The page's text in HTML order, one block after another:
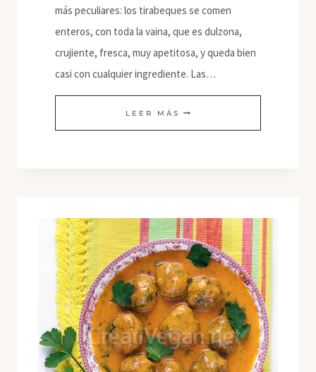
más peculiares: los tirabeques se comen
enteros, con toda la vaina, que es dulzona,
crujiente, fresca, muy apetitosa, y queda bien
casi con cualquier ingrediente. Las…
LEER MÁS TIRABEQUES
RELLENOS